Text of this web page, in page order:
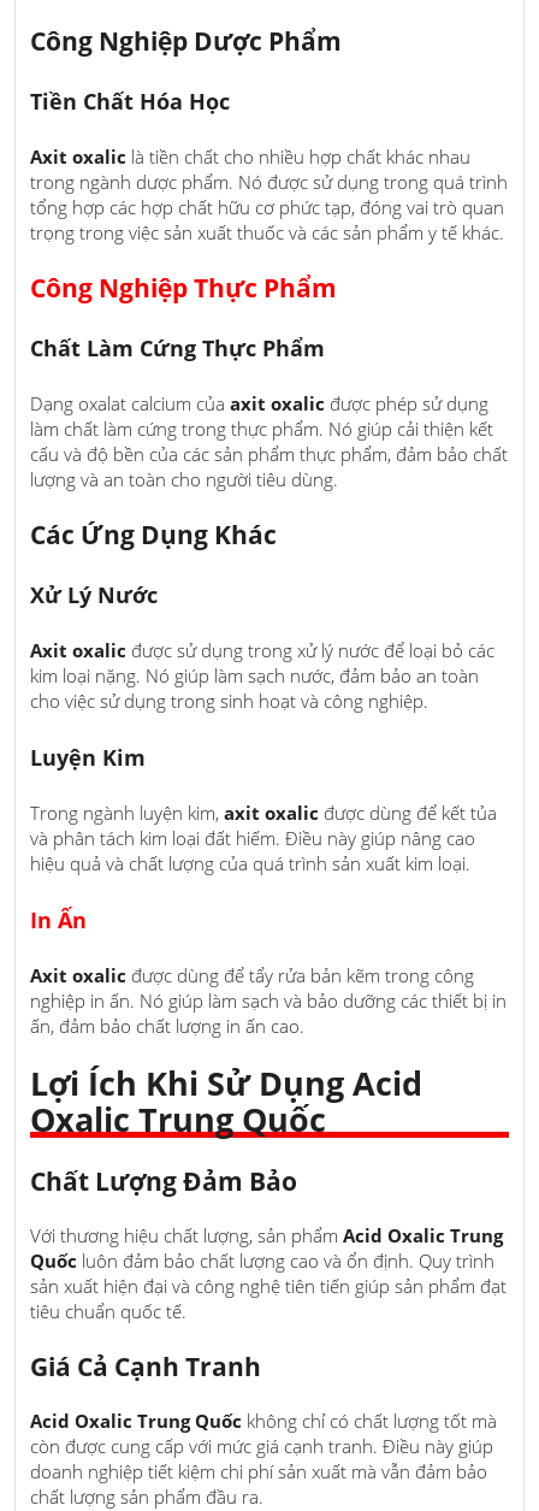
Công Nghiệp Dược Phẩm
Tiền Chất Hóa Học
Axit oxalic là tiền chất cho nhiều hợp chất khác nhau
trong ngành dược phẩm. Nó được sử dụng trong quá trình
tổng hợp các hợp chất hữu cơ phức tạp, đóng vai trò quan
trọng trong việc sản xuất thuốc và các sản phẩm y tế khác.
Công Nghiệp Thực Phẩm
Chất Làm Cứng Thực Phẩm
Dạng oxalat calcium của axit oxalic được phép sử dụng
làm chất làm cứng trong thực phẩm. Nó giúp cải thiện kết
cấu và độ bền của các sản phẩm thực phẩm, đảm bảo chất
lượng và an toàn cho người tiêu dùng.
Các Ứng Dụng Khác
Xử Lý Nước
Axit oxalic được sử dụng trong xử lý nước để loại bỏ các
kim loại nặng. Nó giúp làm sạch nước, đảm bảo an toàn
cho việc sử dụng trong sinh hoạt và công nghiệp.
Luyện Kim
Trong ngành luyện kim, axit oxalic được dùng để kết tủa
và phân tách kim loại đất hiếm. Điều này giúp nâng cao
hiệu quả và chất lượng của quá trình sản xuất kim loại.
In Ấn
Axit oxalic được dùng để tẩy rửa bản kẽm trong công
nghiệp in ấn. Nó giúp làm sạch và bảo dưỡng các thiết bị in
ấn, đảm bảo chất lượng in ấn cao.
Lợi Ích Khi Sử Dụng Acid
Oxalic Trung Quốc
Chất Lượng Đảm Bảo
Với thương hiệu chất lượng, sản phẩm Acid Oxalic Trung
Quốc luôn đảm bảo chất lượng cao và ổn định. Quy trình
sản xuất hiện đại và công nghệ tiên tiến giúp sản phẩm đạt
tiêu chuẩn quốc tế.
Giá Cả Cạnh Tranh
Acid Oxalic Trung Quốc không chỉ có chất lượng tốt mà
còn được cung cấp với mức giá cạnh tranh. Điều này giúp
doanh nghiệp tiết kiệm chi phí sản xuất mà vẫn đảm bảo
chất lượng sản phẩm đầu ra.